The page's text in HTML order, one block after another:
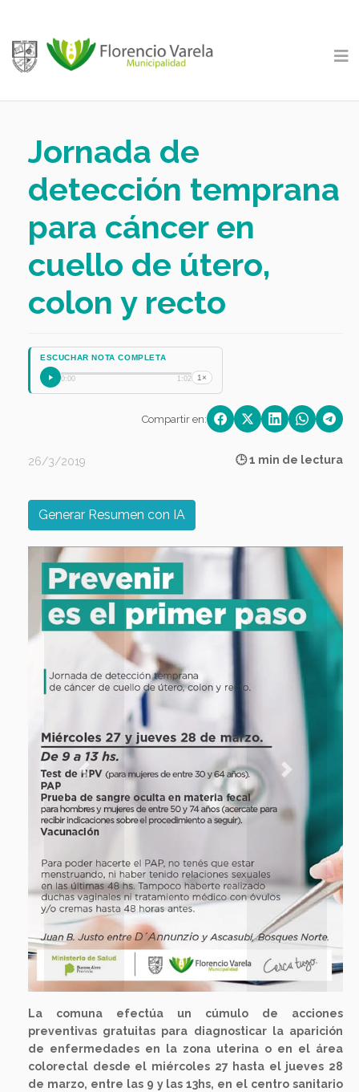
Jornada de
detección temprana
para cáncer en
cuello de útero,
colon y recto
ESCUCHAR NOTA COMPLETA
0:00 1:02 1×
Compartir en:
26/3/2019 🕒 1 min de lectura
Generar Resumen con IA
Previous Next
La comuna efectúa un cúmulo de acciones
preventivas gratuitas para diagnosticar la aparición
de enfermedades en la zona uterina o en el área
colorectal desde el miércoles 27 hasta el jueves 28
de marzo, entre las 9 y las 13hs, en el centro sanitario